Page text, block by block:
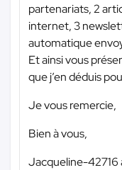
partenariats, 2
internet, 3
automatique
Et ainsi vous
que j’en déduis
Je vous remercie,
Bien à vous,
Jacqueline-42716